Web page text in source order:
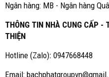
Ngân hàng: MB - Ngân hàng
THÔNG TIN NHÀ CUNG CẤP -
THIỆN
Hotline (Zalo): 0947668448
Email: